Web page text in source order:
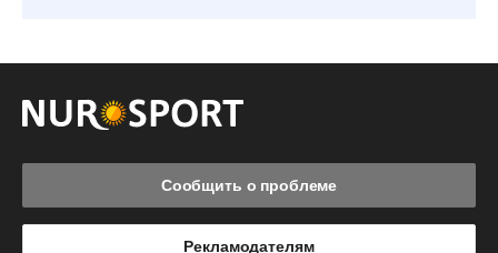
Сообщить о проблеме
Рекламодателям